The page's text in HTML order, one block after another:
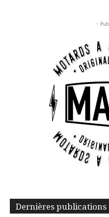
-
Dernières publications